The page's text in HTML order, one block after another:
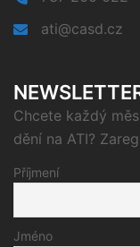
ati@casd.cz
Chcete každý
dění na ATI?
Příjmení
Jméno